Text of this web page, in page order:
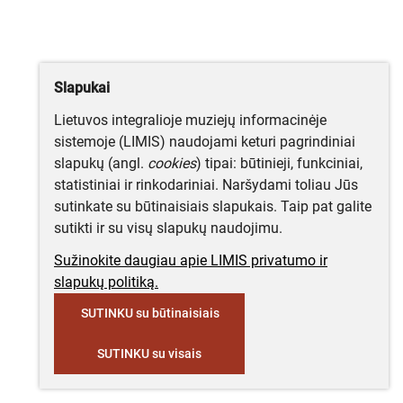
Slapukai
Lietuvos integralioje muziejų informacinėje
sistemoje (LIMIS) naudojami keturi pagrindiniai
slapukų (angl. cookies) tipai: būtinieji, funkciniai,
statistiniai ir rinkodariniai. Naršydami toliau Jūs
sutinkate su būtinaisiais slapukais. Taip pat galite
sutikti ir su visų slapukų naudojimu.
Sužinokite daugiau apie LIMIS privatumo ir
slapukų politiką.
SUTINKU su būtinaisiais
SUTINKU su visais